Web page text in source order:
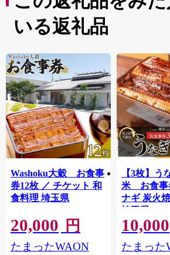
いる返礼品
Washoku大穀 お食事
券12枚 ／ チケット 和
食料理 埼玉県
20,000 円
たまったWAON
【3枚】
米 お食事
ナギ 炭火
埼玉県
10,000
たまった